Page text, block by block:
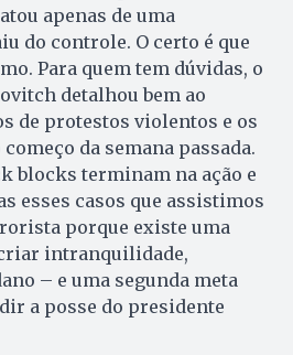
apenas de uma
do controle. O certo é que
Para quem tem dúvidas, o
detalhou bem ao
de protestos violentos e os
da semana passada.
blocks terminam na ação e
esses casos que assistimos
porque existe uma
intranquilidade,
– e uma segunda meta
a posse do presidente